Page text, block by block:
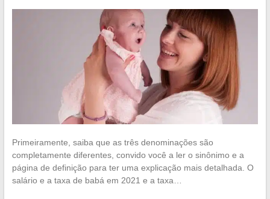
Primeiramente, saiba que as três denominações são
completamente diferentes, convido você a ler o sinônimo e a
página de definição para ter uma explicação mais detalhada. O
salário e a taxa de babá em 2021 e a taxa…